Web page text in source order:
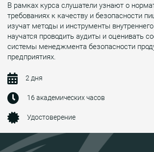
В рамках курса слушатели узнают о
требованиях к качеству и безопасности
изучат методы и инструменты
научатся проводить аудиты и оценивать
системы менеджмента безопасности
предприятиях.
2 дня
16 академических часов
Удостоверение